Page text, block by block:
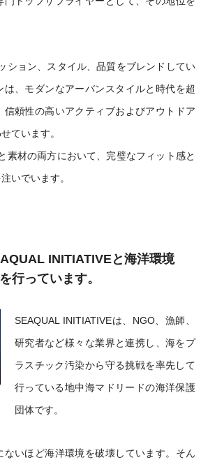
ション、スタイル、品質をブレンドしてい
は、モダンなアーバンスタイルと時代を超
信頼性の高いアクティブおよびアウトドア
ています。
素材の両方において、完璧なフィット感と
いでいます。
INITIATIVEと海洋環境
行っています。
SEAQUAL INITIATIVEは、NGO、漁師、
研究者など様々な業界と連携し、海をプ
ラスチック汚染から守る挑戦を率先して
行っている地中海マドリードの海洋保護
団体です。
ないほど海洋環境を破壊しています。そん